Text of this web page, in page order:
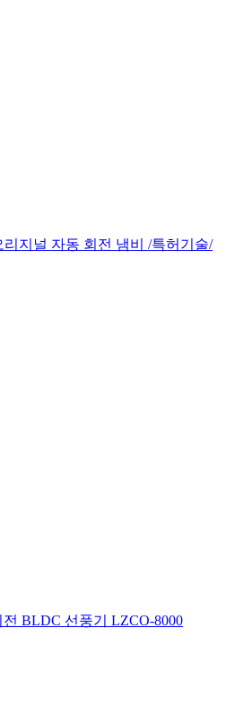
지널 자동 회전 냄비 /특허기술/
BLDC 선풍기 LZCO-8000